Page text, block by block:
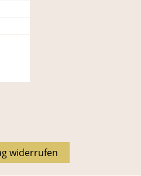
widerrufen